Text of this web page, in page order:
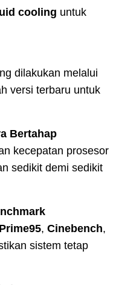
cooling untuk
dilakukan melalui
versi terbaru untuk
Bertahap
kecepatan prosesor
sedikit demi sedikit
Prime95, Cinebench,
sistem tetap